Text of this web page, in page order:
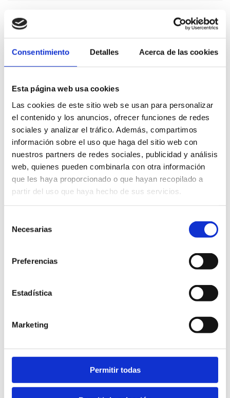
Consentimiento Detalles Acerca de las cookies
Esta página web usa cookies
Las cookies de este sitio web se usan para personalizar
el contenido y los anuncios, ofrecer funciones de redes
sociales y analizar el tráfico. Además, compartimos
información sobre el uso que haga del sitio web con
nuestros partners de redes sociales, publicidad y análisis
web, quienes pueden combinarla con otra información
que les haya proporcionado o que hayan recopilado a
partir del uso que haya hecho de sus servicios.
Necesarias
Preferencias
Estadística
Marketing
Permitir todas
Rutes gastronòmiques
Ruta de l’Oli i de les Oliveres
Altres empreses d'interés